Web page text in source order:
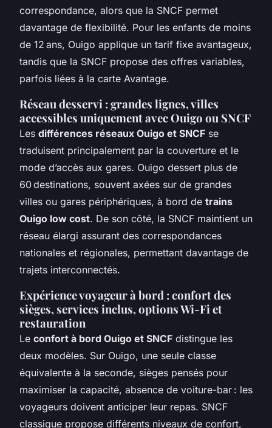
correspondance, alors que la SNCF permet
davantage de flexibilité. Pour les enfants de moins
de 12 ans, Ouigo applique un tarif fixe avantageux,
tandis que la SNCF propose des offres variables,
parfois liées à la carte Avantage.
Réseau desservi : grandes lignes, villes
accessibles uniquement avec Ouigo ou SNCF
Les différences réseaux Ouigo et SNCF se
traduisent principalement par la couverture et le
mode d’accès aux gares. Ouigo dessert plus de
60 destinations, souvent axées sur de grandes
villes ou gares périphériques, à bord de trains
Ouigo low cost. De son côté, la SNCF maintient un
réseau élargi assurant des correspondances
nationales et régionales, permettant davantage de
trajets interconnectés.
Expérience voyageur à bord : confort des
sièges, services inclus, options Wi-Fi et
restauration
Le confort à bord Ouigo et SNCF distingue les
deux modèles. Sur Ouigo, une seule classe
équivalente à la seconde, sièges pensés pour
maximiser la capacité, absence de voiture-bar : les
voyageurs doivent anticiper leur repas. SNCF
classique propose différents niveaux de confort,